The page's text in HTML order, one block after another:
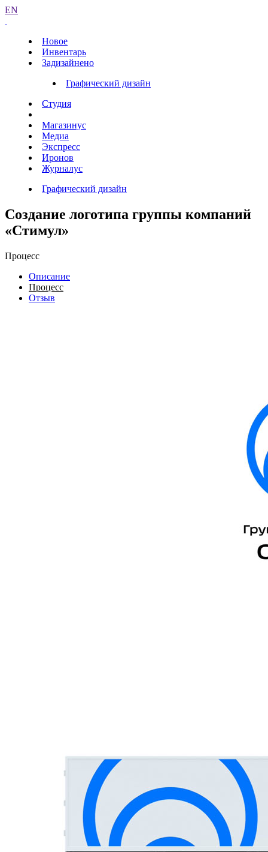
EN
Новое
Инвентарь
Задизайнено
Графический дизайн
Студия
Магазинус
Медиа
Экспресс
Иронов
Журналус
Графический дизайн
Создание логотипа группы компаний
«Стимул»
Процесс
Описание
Процесс
Отзыв